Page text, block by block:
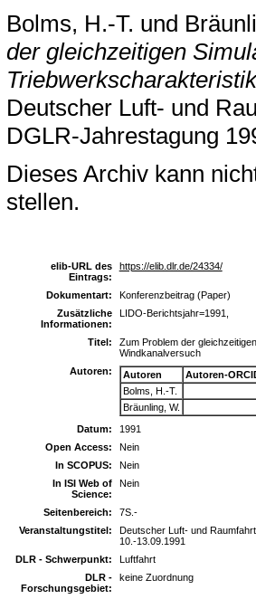
Bolms, H.-T. und
der gleichzeitigen
Deutscher Luft- und
DGLR-Jahrestagung
Dieses Archiv kann
stellen.
elib-URL des
Eintrags:
https://elib.dlr.de/24334/
Dokumentart:
Konferenzbeitrag (Paper)
Zusätzliche
Informationen:
LIDO-Berichtsjahr=1991,
Titel:
Zum Problem der
Windkanalversuch
Autoren:
Autoren
Autoren-
Bolms, H.-T.
Bräunling, W.
Datum:
1991
Open Access:
Nein
In SCOPUS:
Nein
In ISI Web of
Science:
Nein
Seitenbereich:
7S.-
Veranstaltungstitel:
Deutscher Luft- und
10.-13.09.1991
DLR - Schwerpunkt:
Luftfahrt
DLR -
Forschungsgebiet:
keine Zuordnung